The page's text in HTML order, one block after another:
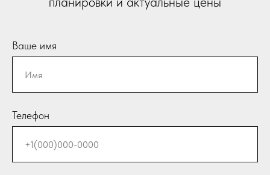
Ваше имя
Телефон